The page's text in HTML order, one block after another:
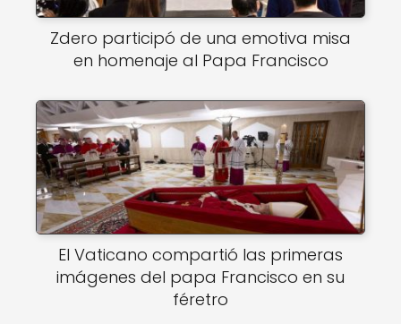
Zdero participó de una emotiva misa
en homenaje al Papa Francisco
El Vaticano compartió las primeras
imágenes del papa Francisco en su
féretro